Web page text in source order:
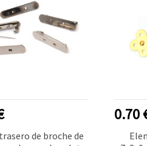
de broche de
0.70